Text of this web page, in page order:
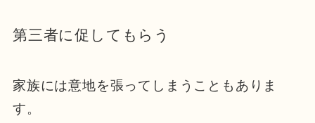
第三者に促してもらう
家族には意地を張ってしまうこともありま
す。